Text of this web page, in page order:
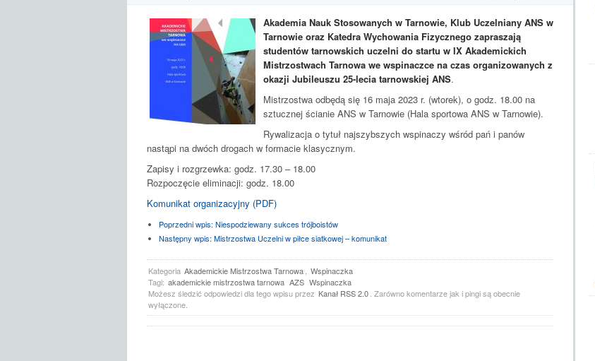
Akademia Nauk Stosowanych w Tarnowie, Klub Uczelniany ANS w
Tarnowie oraz Katedra Wychowania Fizycznego zapraszają
studentów tarnowskich uczelni do startu w IX Akademickich
Mistrzostwach Tarnowa we wspinaczce na czas organizowanych z
okazji Jubileuszu 25-lecia tarnowskiej ANS.
Mistrzostwa odbędą się 16 maja 2023 r. (wtorek), o godz. 18.00 na
sztucznej ścianie ANS w Tarnowie (Hala sportowa ANS w Tarnowie).
Rywalizacja o tytuł najszybszych wspinaczy wśród pań i panów
nastąpi na dwóch drogach w formacie klasycznym.
Zapisy i rozgrzewka: godz. 17.30 – 18.00
Rozpoczęcie eliminacji: godz. 18.00
Komunikat organizacyjny (PDF)
Poprzedni wpis: Niespodziewany sukces trójboistów
Następny wpis: Mistrzostwa Uczelni w piłce siatkowej – komunikat
Kategoria Akademickie Mistrzostwa Tarnowa
Wspinaczka
Tagi: akademickie mistrzostwa tarnowa AZS Wspinaczka
Możesz śledzić odpowiedzi dla tego wpisu przez Kanał RSS 2.0 . Zarówno komentarze jak i pingi są obecnie
wyłączone.